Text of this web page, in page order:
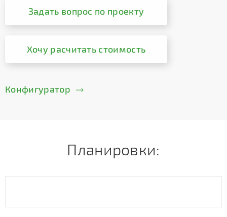
Задать вопрос по проекту
Хочу расчитать стоимость
Конфигуратор
Планировки: